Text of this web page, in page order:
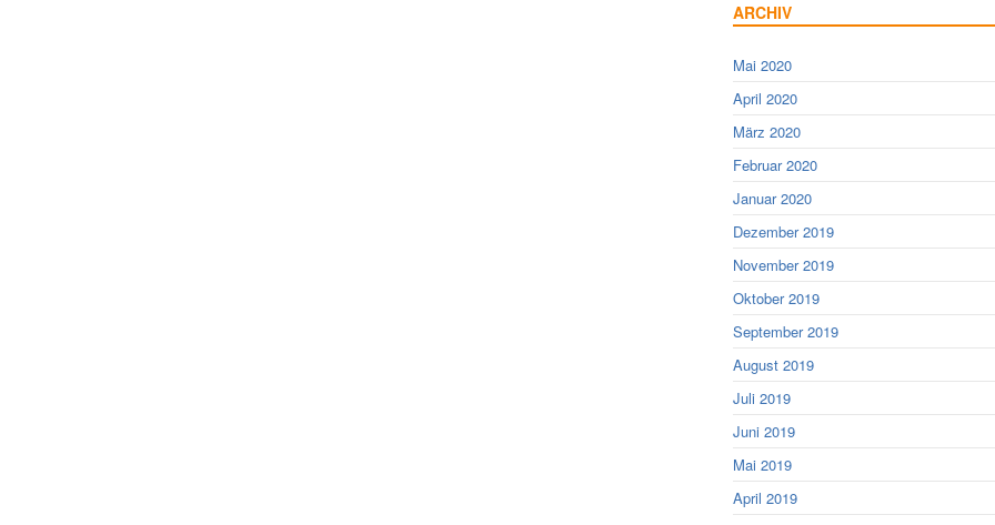
ARCHIV
Mai 2020
April 2020
März 2020
Februar 2020
Januar 2020
Dezember 2019
November 2019
Oktober 2019
September 2019
August 2019
Juli 2019
Juni 2019
Mai 2019
April 2019